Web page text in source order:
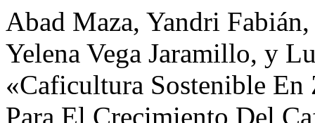
Abad Maza, Yandri
Yelena Vega Jaramillo, y
«Caficultura Sostenible
Para El Crecimiento Del